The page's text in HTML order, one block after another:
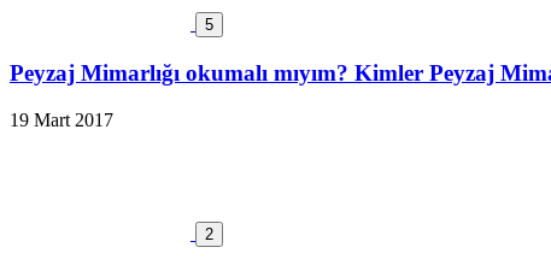
5
Peyzaj Mimarlığı okumalı mıyım? Kimler Peyzaj
19 Mart 2017
2